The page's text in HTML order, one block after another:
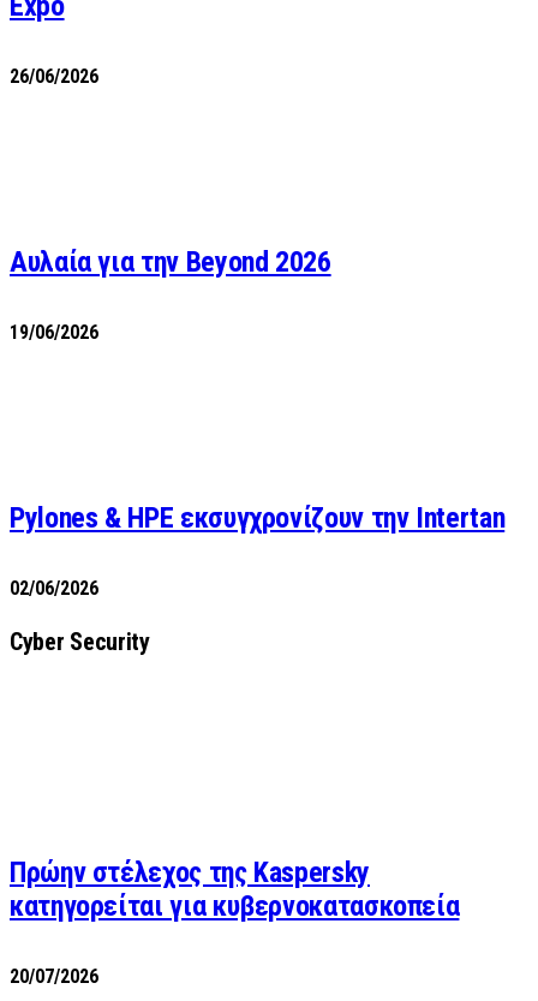
26/06/2026
Αυλαία για την Beyond 2026
19/06/2026
Pylones & HPE εκσυγχρονίζουν την Intertan
02/06/2026
Cyber Security
Πρώην στέλεχος της Kaspersky
κατηγορείται για κυβερνοκατασκοπεία
20/07/2026